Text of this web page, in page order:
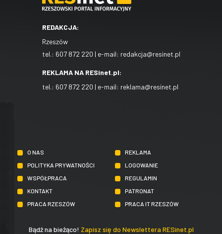
REDAKCJA:
Rzeszów
tel.: 607 872 220 | e-mail: redakcja@resinet.pl
REKLAMA NA RESinet.pl:
tel.: 607 872 220 | e-mail: reklama@resinet.pl
O NAS
REKLAMA
POLITYKA PRYWATNOŚCI
LOGOWANIE
WSPÓŁPRACA
REGULAMIN
KONTAKT
PATRONAT
PRACA RZESZÓW
PRACA IT RZESZÓW
Bądź na bieżąco! Zapisz się do Newslettera RESinet.pl